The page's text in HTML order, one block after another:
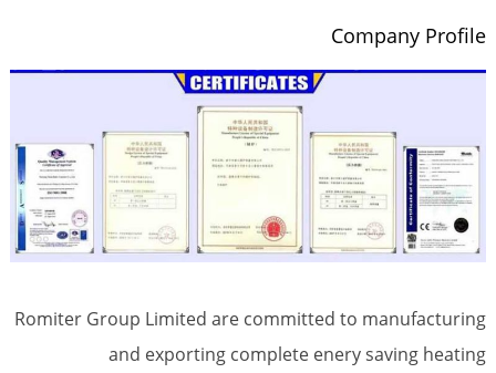
Company Profile
Romiter Group Limited are committed to manufacturing
and exporting complete enery saving heating